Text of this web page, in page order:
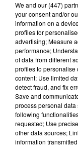
Lecture (1
100%
We and our (447)
your consent and/or
information on a
profiles for
advertising; Measure
performance;
of data from different
profiles to personalise
content; Use limited
detect fraud, and fix
Save and
process personal
following
requested; Use
other data sources;
information